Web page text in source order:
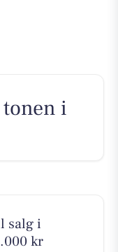
i
salg i
kr